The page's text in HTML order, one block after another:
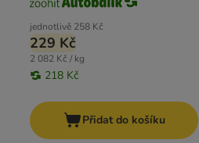
jednotlivě 258 Kč
229 Kč
2 082 Kč / kg
218 Kč
Přidat do košíku